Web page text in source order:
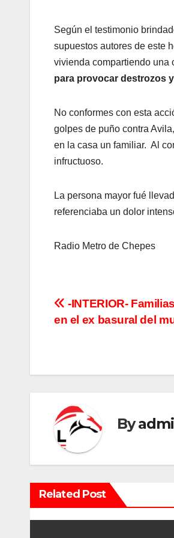
Según el testimonio
supuestos autores de este
vivienda compartiendo una
para provocar destrozos
No conformes con esta
golpes de puño contra Avila,
en la casa un familiar. Al
infructuoso.
La persona mayor fué
referenciaba un dolor
Radio Metro de Chepes
N
e
g
a
c
i
ó
-INTERIOR-
en el ex basural del
By
Related Post